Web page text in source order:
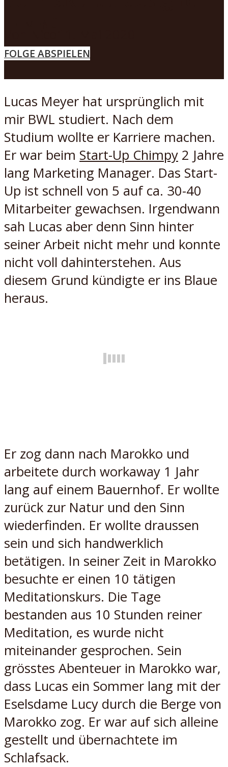
FOLGE ABSPIELEN
Lucas Meyer hat ursprünglich mit
mir BWL studiert. Nach dem
Studium wollte er Karriere machen.
Er war beim Start-Up Chimpy 2 Jahre
lang Marketing Manager. Das Start-
Up ist schnell von 5 auf ca. 30-40
Mitarbeiter gewachsen. Irgendwann
sah Lucas aber denn Sinn hinter
seiner Arbeit nicht mehr und konnte
nicht voll dahinterstehen. Aus
diesem Grund kündigte er ins Blaue
heraus.
Er zog dann nach Marokko und
arbeitete durch workaway 1 Jahr
lang auf einem Bauernhof. Er wollte
zurück zur Natur und den Sinn
wiederfinden. Er wollte draussen
sein und sich handwerklich
betätigen. In seiner Zeit in Marokko
besuchte er einen 10 tätigen
Meditationskurs. Die Tage
bestanden aus 10 Stunden reiner
Meditation, es wurde nicht
miteinander gesprochen. Sein
grösstes Abenteuer in Marokko war,
dass Lucas ein Sommer lang mit der
Eselsdame Lucy durch die Berge von
Marokko zog. Er war auf sich alleine
gestellt und übernachtete im
Schlafsack.